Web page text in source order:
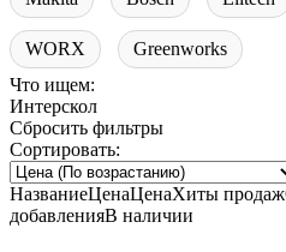
WORX
Greenworks
Что ищем:
Интерскол
Сбросить фильтры
Сортировать:
НазваниеЦенаЦенаХиты продаж
добавленияВ наличии